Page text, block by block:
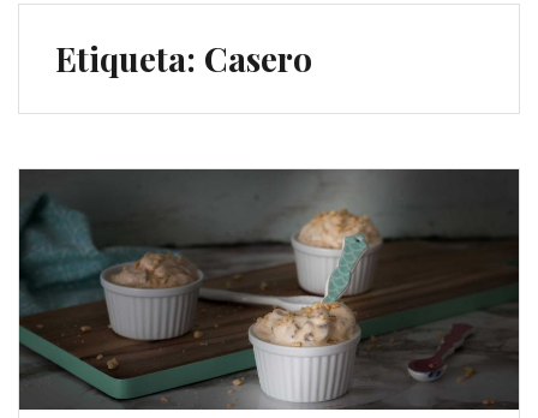
Etiqueta: Casero